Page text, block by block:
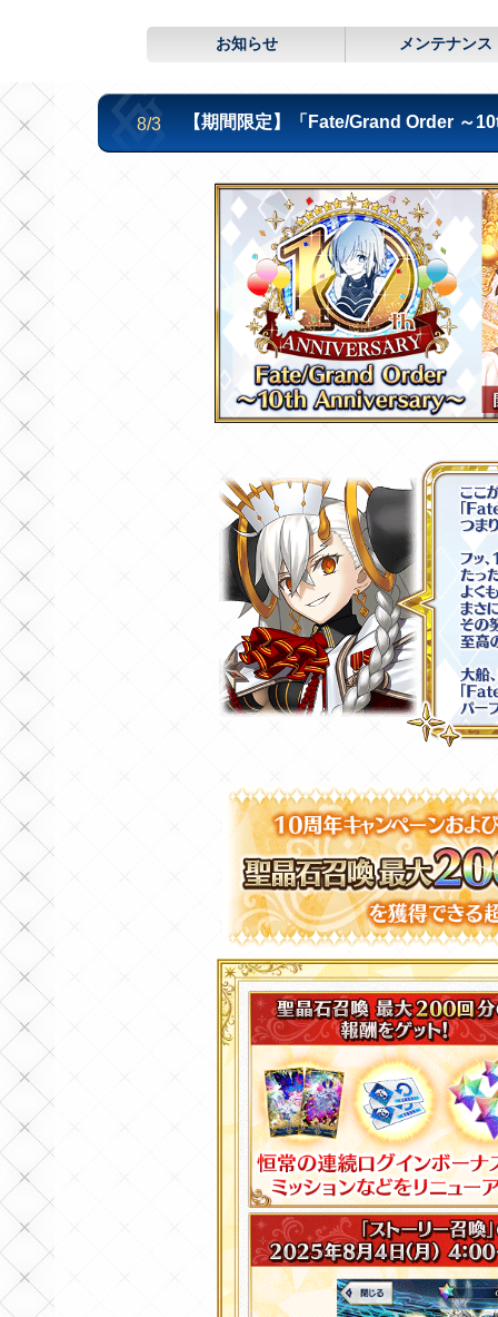
お知らせ メンテナンス
8/3 【期間限定】「Fate/Grand Order ～